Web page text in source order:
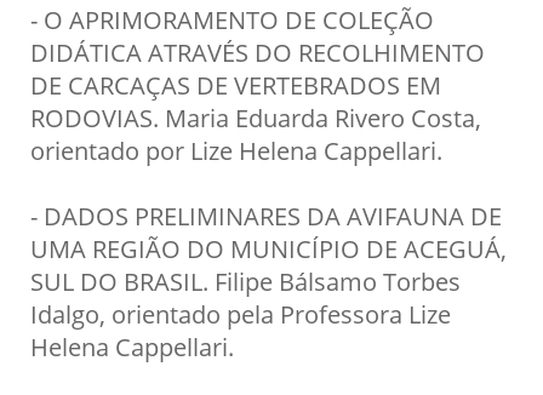
- O APRIMORAMENTO DE COLEÇÃO
DIDÁTICA ATRAVÉS DO RECOLHIMENTO
DE CARCAÇAS DE VERTEBRADOS EM
RODOVIAS. Maria Eduarda Rivero Costa,
orientado por Lize Helena Cappellari.
- DADOS PRELIMINARES DA AVIFAUNA DE
UMA REGIÃO DO MUNICÍPIO DE ACEGUÁ,
SUL DO BRASIL. Filipe Bálsamo Torbes
Idalgo, orientado pela Professora Lize
Helena Cappellari.